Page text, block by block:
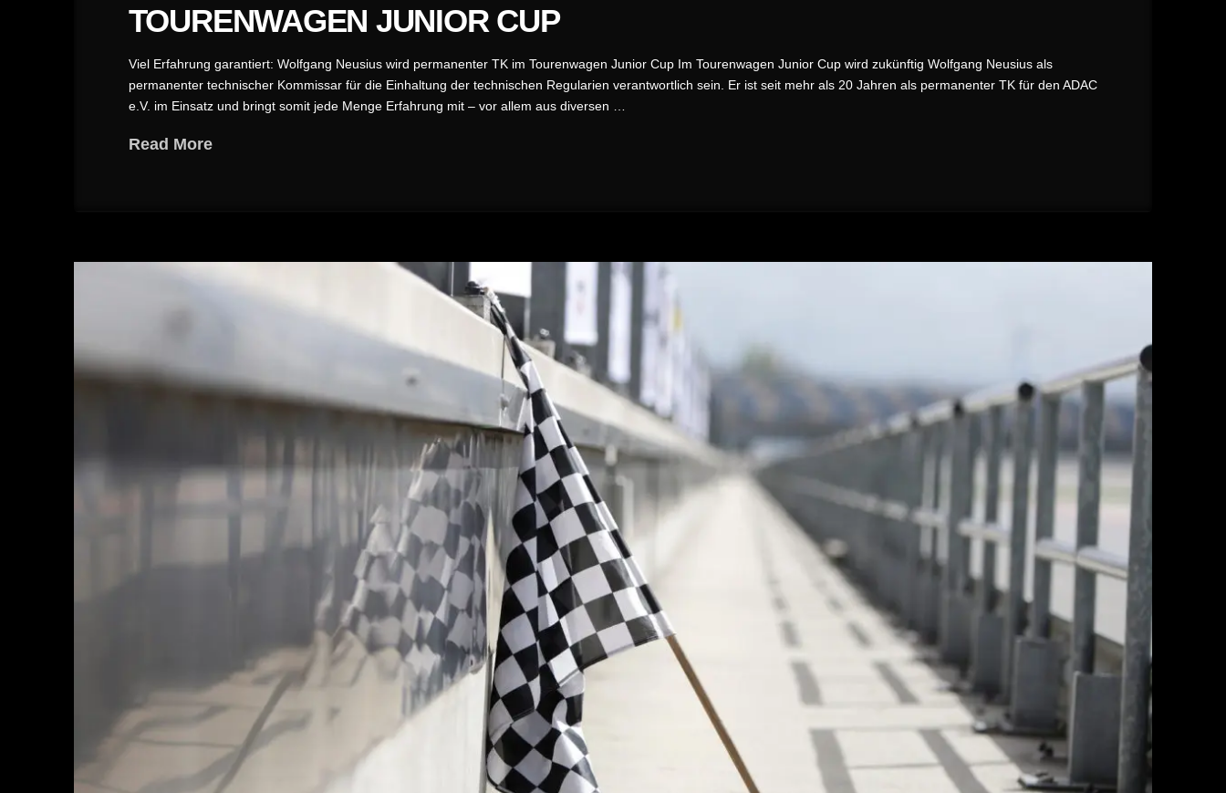
TOURENWAGEN JUNIOR CUP
Viel Erfahrung garantiert: Wolfgang Neusius wird permanenter TK im Tourenwagen Junior Cup Im Tourenwagen Junior Cup wird zukünftig Wolfgang Neusius als
permanenter technischer Kommissar für die Einhaltung der technischen Regularien verantwortlich sein. Er ist seit mehr als 20 Jahren als permanenter TK für den ADAC
e.V. im Einsatz und bringt somit jede Menge Erfahrung mit – vor allem aus diversen …
Read More